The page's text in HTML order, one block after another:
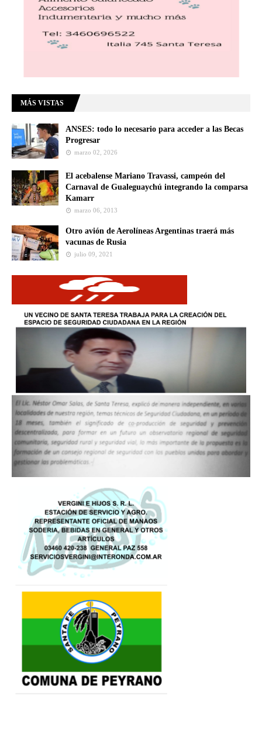
MÁS VISTAS
ANSES: todo lo necesario para acceder a las Becas
Progresar
marzo 02, 2026
El acebalense Mariano Travassi, campeón del
Carnaval de Gualeguaychú integrando la comparsa
Kamarr
marzo 06, 2013
Otro avión de Aerolíneas Argentinas traerá más
vacunas de Rusia
julio 09, 2021